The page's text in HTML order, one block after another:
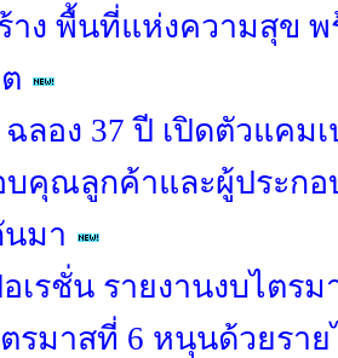
าง พื้นที่แห่งความสุข
ลอง 37 ปี เปิดตัวแคม
คุณลูกค้าและผู้ประกอ
นมา
เรชั่น รายงานงบไตรม
ตรมาสที่ 6 หนุนด้วยรา